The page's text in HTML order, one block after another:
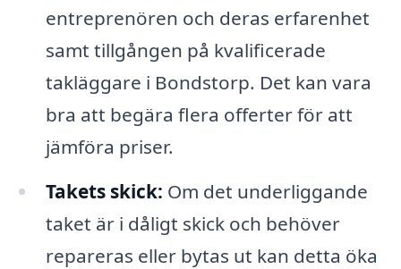
entreprenören och deras erfarenhet
samt tillgången på kvalificerade
takläggare i Bondstorp. Det kan vara
bra att begära flera offerter för att
jämföra priser.
Takets skick: Om det underliggande
taket är i dåligt skick och behöver
repareras eller bytas ut kan detta öka